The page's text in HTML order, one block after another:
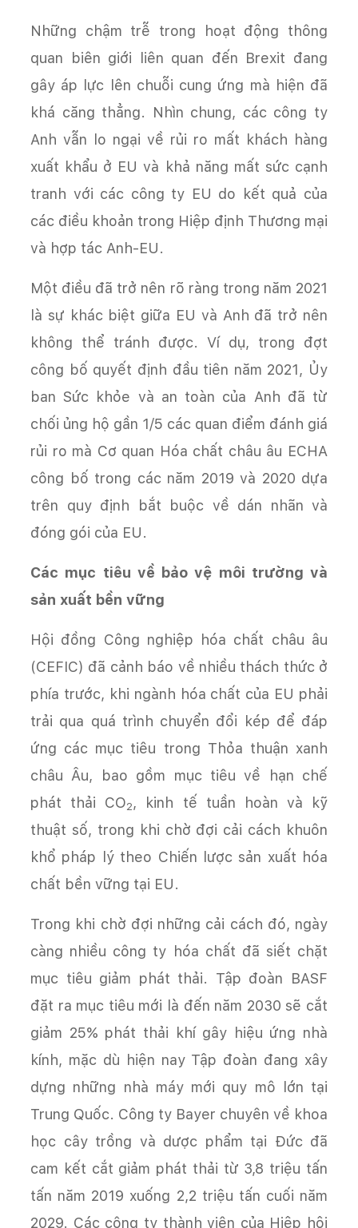
Những chậm trễ trong hoạt động thông
quan biên giới liên quan đến Brexit đang
gây áp lực lên chuỗi cung ứng mà hiện đã
khá căng thẳng. Nhìn chung, các công ty
Anh vẫn lo ngại về rủi ro mất khách hàng
xuất khẩu ở EU và khả năng mất sức cạnh
tranh với các công ty EU do kết quả của
các điều khoản trong Hiệp định Thương mại
và hợp tác Anh-EU.
Một điều đã trở nên rõ ràng trong năm 2021
là sự khác biệt giữa EU và Anh đã trở nên
không thể tránh được. Ví dụ, trong đợt
công bố quyết định đầu tiên năm 2021, Ủy
ban Sức khỏe và an toàn của Anh đã từ
chối ủng hộ gần 1/5 các quan điểm đánh giá
rủi ro mà Cơ quan Hóa chất châu âu ECHA
công bố trong các năm 2019 và 2020 dựa
trên quy định bắt buộc về dán nhãn và
đóng gói của EU.
Các mục tiêu về bảo vệ môi trường và
sản xuất bền vững
Hội đồng Công nghiệp hóa chất châu âu
(CEFIC) đã cảnh báo về nhiều thách thức ở
phía trước, khi ngành hóa chất của EU phải
trải qua quá trình chuyển đổi kép để đáp
ứng các mục tiêu trong Thỏa thuận xanh
châu Âu, bao gồm mục tiêu về hạn chế
phát thải CO­2, kinh tế tuần hoàn và kỹ
thuật số, trong khi chờ đợi cải cách khuôn
khổ pháp lý theo Chiến lược sản xuất hóa
chất bền vững tại EU.
Trong khi chờ đợi những cải cách đó, ngày
càng nhiều công ty hóa chất đã siết chặt
mục tiêu giảm phát thải. Tập đoàn BASF
đặt ra mục tiêu mới là đến năm 2030 sẽ cắt
giảm 25% phát thải khí gây hiệu ứng nhà
kính, mặc dù hiện nay Tập đoàn đang xây
dựng những nhà máy mới quy mô lớn tại
Trung Quốc. Công ty Bayer chuyên về khoa
học cây trồng và dược phẩm tại Đức đã
cam kết cắt giảm phát thải từ 3,8 triệu tấn
tấn năm 2019 xuống 2,2 triệu tấn cuối năm
2029. Các công ty thành viên của Hiệp hội